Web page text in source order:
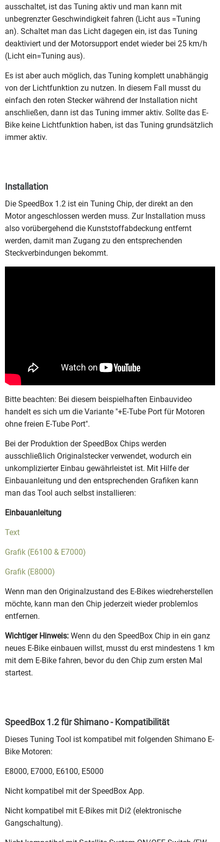
ausschaltet, ist das Tuning aktiv und man kann mit
unbegrenzter Geschwindigkeit fahren (Licht aus =Tuning
an). Schaltet man das Licht dagegen ein, ist das Tuning
deaktiviert und der Motorsupport endet wieder bei 25 km/h
(Licht ein=Tuning aus).
Es ist aber auch möglich, das Tuning komplett unabhängig
von der Lichtfunktion zu nutzen. In diesem Fall musst du
einfach den roten Stecker während der Installation nicht
anschließen, dann ist das Tuning immer aktiv. Sollte das E-
Bike keine Lichtfunktion haben, ist das Tuning grundsätzlich
immer aktiv.
Installation
Die SpeedBox 1.2 ist ein Tuning Chip, der direkt an den
Motor angeschlossen werden muss. Zur Installation muss
also vorübergehend die Kunststoffabdeckung entfernt
werden, damit man Zugang zu den entsprechenden
Steckverbindungen bekommt.
Bitte beachten: Bei diesem beispielhaften Einbauvideo
handelt es sich um die Variante "+E-Tube Port für Motoren
ohne freien E-Tube Port".
Bei der Produktion der SpeedBox Chips werden
ausschließlich Originalstecker verwendet, wodurch ein
unkomplizierter Einbau gewährleistet ist. Mit Hilfe der
Einbauanleitung und den entsprechenden Grafiken kann
man das Tool auch selbst installieren:
Einbauanleitung
Text
Grafik (E6100 & E7000)
Grafik (E8000)
Wenn man den Originalzustand des E-Bikes wiedreherstellen
möchte, kann man den Chip jederzeit wieder problemlos
entfernen.
Wichtiger Hinweis: Wenn du den SpeedBox Chip in ein ganz
neues E-Bike einbauen willst, musst du erst mindestens 1 km
mit dem E-Bike fahren, bevor du den Chip zum ersten Mal
startest.
SpeedBox 1.2 für Shimano - Kompatibilität
Dieses Tuning Tool ist kompatibel mit folgenden Shimano E-
Bike Motoren:
E8000, E7000, E6100, E5000
Nicht kompatibel mit der SpeedBox App.
Nicht kompatibel mit E-Bikes mit Di2 (elektronische
Gangschaltung).